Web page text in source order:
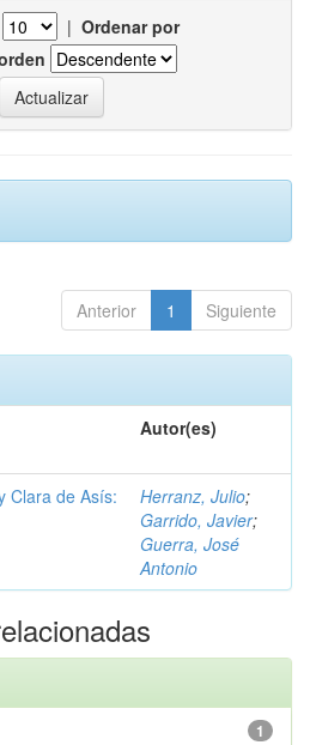
| Ordenar por
Anterior 1 Siguiente
Autor(es)
Clara de Asís:
Herranz, Julio;
Garrido, Javier;
Guerra, José
Antonio
1